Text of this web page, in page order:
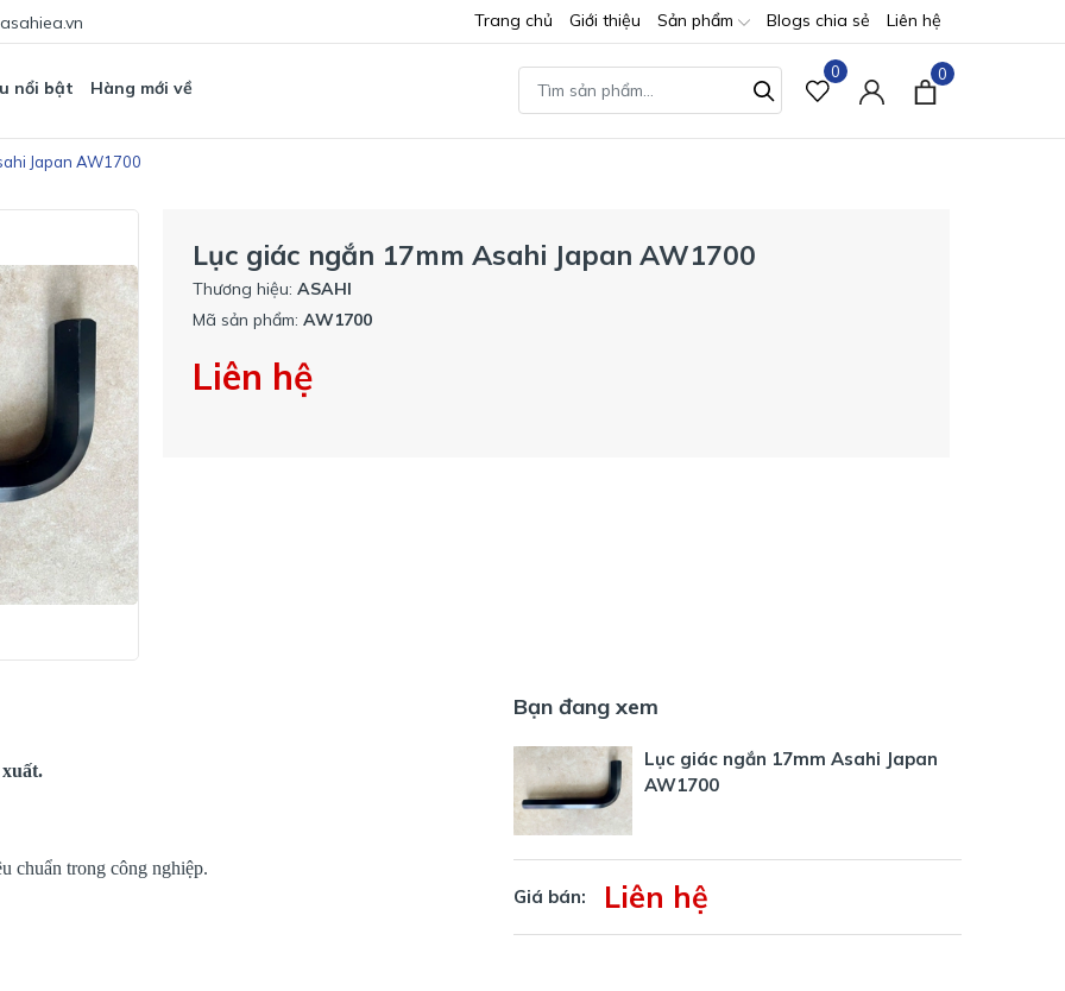
Trang chủ Giới thiệu Sản phẩm Blogs chia sẻ Liên hệ
nổi bật Hàng mới về
0 0
Japan AW1700
Lục giác ngắn 17mm Asahi Japan AW1700
Thương hiệu: ASAHI
Mã sản phẩm: AW1700
Liên hệ
chuẩn trong công nghiệp.
Bạn đang xem
Lục giác ngắn 17mm Asahi Japan
AW1700
Giá bán: Liên hệ